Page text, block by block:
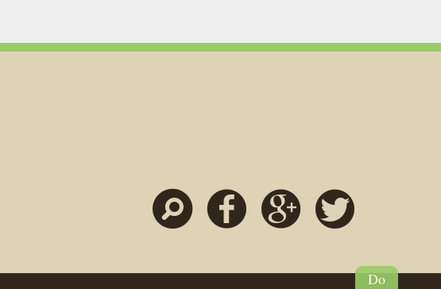
Szukaj Facebook Google
Do